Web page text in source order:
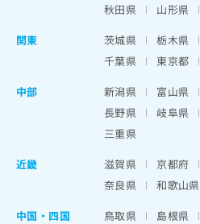
秋田県
山形県
関東
茨城県 栃木県
千葉県
東京都
中部
新潟県 富山県
長野県
岐阜県
三重県
近畿
滋賀県 京都府
奈良県
和歌山県
中国・四国
鳥取県 島根県